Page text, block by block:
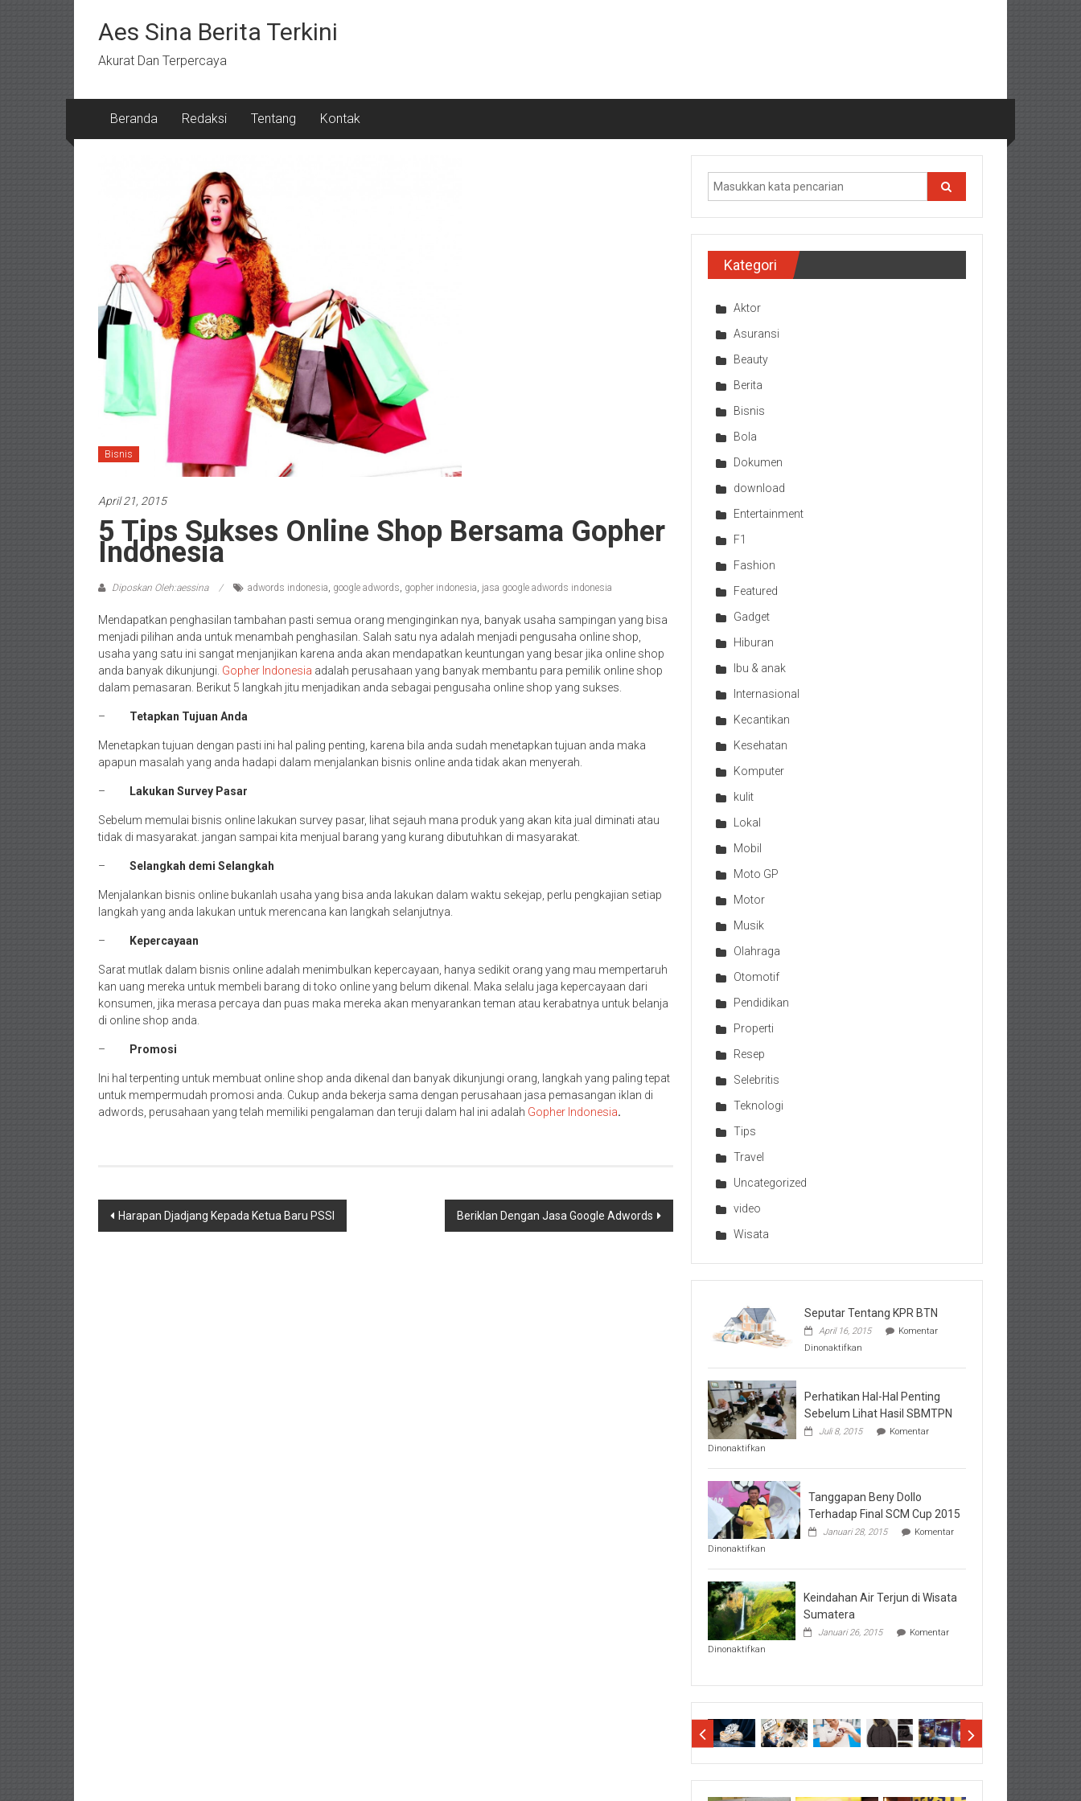
kontenAes Sina Berita Terkini
Akurat Dan Terpercaya
Beranda Redaksi Tentang Kontak
Bisnis
April 21, 2015
5 Tips Sukses Online Shop Bersama Gopher
Indonesia
Diposkan Oleh:aessina adwords indonesia, google adwords, gopher indonesia, jasa google adwords indonesia
Mendapatkan penghasilan tambahan pasti semua orang menginginkan nya, banyak usaha sampingan yang bisa
menjadi pilihan anda untuk menambah penghasilan. Salah satu nya adalah menjadi pengusaha online shop,
usaha yang satu ini sangat menjanjikan karena anda akan mendapatkan keuntungan yang besar jika online shop
anda banyak dikunjungi. Gopher Indonesia adalah perusahaan yang banyak membantu para pemilik online shop
dalam pemasaran. Berikut 5 langkah jitu menjadikan anda sebagai pengusaha online shop yang sukses.
– Tetapkan Tujuan Anda
Menetapkan tujuan dengan pasti ini hal paling penting, karena bila anda sudah menetapkan tujuan anda maka
apapun masalah yang anda hadapi dalam menjalankan bisnis online anda tidak akan menyerah.
– Lakukan Survey Pasar
Sebelum memulai bisnis online lakukan survey pasar, lihat sejauh mana produk yang akan kita jual diminati atau
tidak di masyarakat. jangan sampai kita menjual barang yang kurang dibutuhkan di masyarakat.
– Selangkah demi Selangkah
Menjalankan bisnis online bukanlah usaha yang bisa anda lakukan dalam waktu sekejap, perlu pengkajian setiap
langkah yang anda lakukan untuk merencana kan langkah selanjutnya.
– Kepercayaan
Sarat mutlak dalam bisnis online adalah menimbulkan kepercayaan, hanya sedikit orang yang mau mempertaruh
kan uang mereka untuk membeli barang di toko online yang belum dikenal. Maka selalu jaga kepercayaan dari
konsumen, jika merasa percaya dan puas maka mereka akan menyarankan teman atau kerabatnya untuk belanja
di online shop anda.
– Promosi
Ini hal terpenting untuk membuat online shop anda dikenal dan banyak dikunjungi orang, langkah yang paling tepat
untuk mempermudah promosi anda. Cukup anda bekerja sama dengan perusahaan jasa pemasangan iklan di
adwords, perusahaan yang telah memiliki pengalaman dan teruji dalam hal ini adalah Gopher Indonesia.
Navigasi
Harapan Djadjang Kepada Ketua Baru PSSI Beriklan Dengan Jasa Google Adwords
Kategori
Aktor
Asuransi
Beauty
Berita
Bisnis
Bola
Dokumen
download
Entertainment
F1
Fashion
Featured
Gadget
Hiburan
Ibu & anak
Internasional
Kecantikan
Kesehatan
Komputer
kulit
Lokal
Mobil
Moto GP
Motor
Musik
Olahraga
Otomotif
Pendidikan
Properti
Resep
Selebritis
Teknologi
Tips
Travel
Uncategorized
video
Wisata
Seputar Tentang KPR BTN
April 16, 2015
Komentar
Dinonaktifkan
Tentang
BTN
Perhatikan Hal-Hal Penting
Sebelum Lihat Hasil SBMTPN
Juli 8, 2015
Komentar
Dinonaktifkan
Hal-
Hal
Penting
Sebelum
Lihat
Hasil
Tanggapan Beny Dollo
Terhadap Final SCM Cup 2015
Januari 28, 2015
Komentar
Dinonaktifkan
Beny
Dollo
Terhadap
Final
SCM
Cup
Keindahan Air Terjun di Wisata
Sumatera
Januari 26, 2015
Komentar
Dinonaktifkan
Terjun
Sumatera